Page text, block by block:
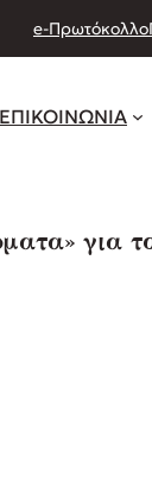
e-Πρωτόκολλο
ΕΠΙΚΟΙΝΩΝΙΑ
για